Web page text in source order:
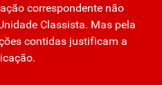
correspondente não
Classista. Mas pela
contidas justificam a